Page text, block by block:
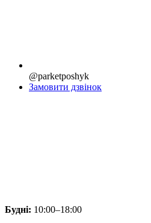
@parketposhyk
Замовити дзвінок
Будні: 10:00–18:00